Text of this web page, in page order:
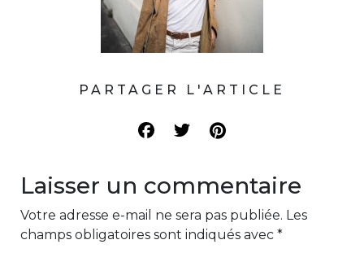
PARTAGER L'ARTICLE
Laisser un commentaire
Votre adresse e-mail ne sera pas publiée. Les
champs obligatoires sont indiqués avec *